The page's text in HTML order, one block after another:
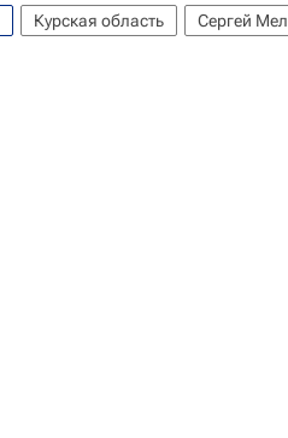
Курская область Сергей